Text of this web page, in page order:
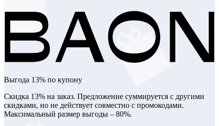
Выгода 13% по купону
Скидка 13% на заказ. Предложение суммируется с другими
скидками, но не действует совместно с промокодами.
Максимальный размер выгоды – 80%.